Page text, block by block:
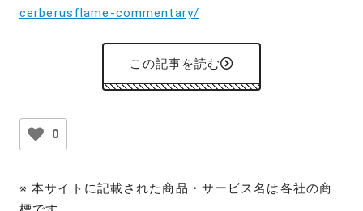
cerberusflame-commentary/
この記事を読む
0
※ 本サイトに記載された商品・サービス名は各社の商